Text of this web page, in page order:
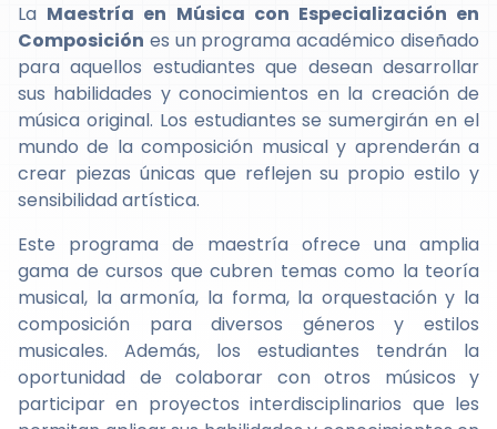
La Maestría en Música con Especialización en
Composición es un programa académico diseñado
para aquellos estudiantes que desean desarrollar
sus habilidades y conocimientos en la creación de
música original. Los estudiantes se sumergirán en el
mundo de la composición musical y aprenderán a
crear piezas únicas que reflejen su propio estilo y
sensibilidad artística.
Este programa de maestría ofrece una amplia
gama de cursos que cubren temas como la teoría
musical, la armonía, la forma, la orquestación y la
composición para diversos géneros y estilos
musicales. Además, los estudiantes tendrán la
oportunidad de colaborar con otros músicos y
participar en proyectos interdisciplinarios que les